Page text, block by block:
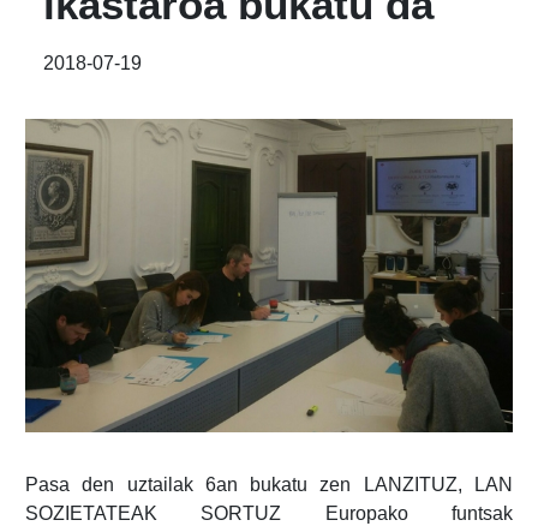
2018-07-19
Pasa den uztailak 6an bukatu zen LANZITUZ, LAN
SOZIETATEAK SORTUZ Europako funtsak